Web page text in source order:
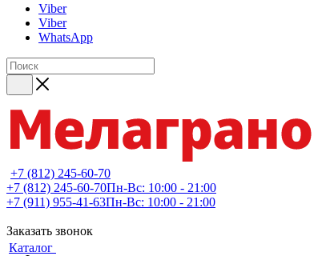
Viber
Viber
WhatsApp
+7 (812) 245-60-70
+7 (812) 245-60-70Пн-Вс: 10:00 - 21:00
+7 (911) 955-41-63Пн-Вс: 10:00 - 21:00
Заказать звонок
Каталог